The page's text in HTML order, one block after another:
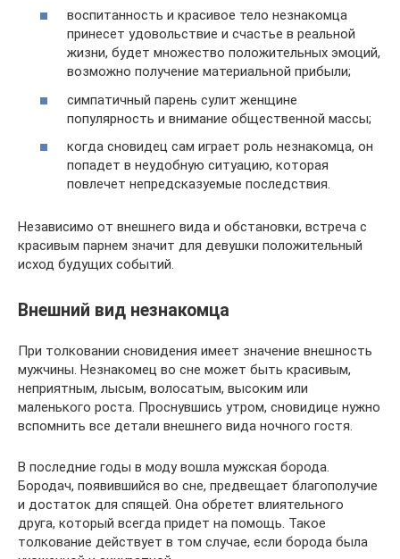
воспитанность и красивое тело незнакомца
принесет удовольствие и счастье в реальной
жизни, будет множество положительных эмоций,
возможно получение материальной прибыли;
симпатичный парень сулит женщине
популярность и внимание общественной массы;
когда сновидец сам играет роль незнакомца, он
попадет в неудобную ситуацию, которая
повлечет непредсказуемые последствия.
Независимо от внешнего вида и обстановки, встреча с
красивым парнем значит для девушки положительный
исход будущих событий.
Внешний вид незнакомца
При толковании сновидения имеет значение внешность
мужчины. Незнакомец во сне может быть красивым,
неприятным, лысым, волосатым, высоким или
маленького роста. Проснувшись утром, сновидице нужно
вспомнить все детали внешнего вида ночного гостя.
В последние годы в моду вошла мужская борода.
Бородач, появившийся во сне, предвещает благополучие
и достаток для спящей. Она обретет влиятельного
друга, который всегда придет на помощь. Такое
толкование действует в том случае, если борода была